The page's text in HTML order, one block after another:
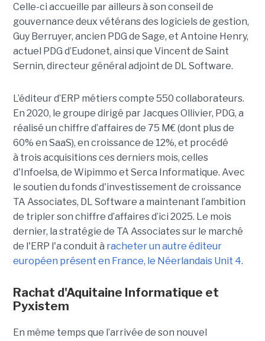
Celle-ci accueille par ailleurs à son conseil de
gouvernance deux vétérans des logiciels de gestion,
Guy Berruyer, ancien PDG de Sage, et Antoine Henry,
actuel PDG d’Eudonet, ainsi que Vincent de Saint
Sernin, directeur général adjoint de DL Software.
L’éditeur d’ERP métiers compte 550 collaborateurs.
En 2020, le groupe dirigé par Jacques Ollivier, PDG, a
réalisé un chiffre d’affaires de 75 M€ (dont plus de
60% en SaaS), en croissance de 12%, et procédé
à trois acquisitions ces derniers mois, celles
d'Infoelsa, de Wipimmo et Serca Informatique. Avec
le soutien du fonds d'investissement de croissance
TA Associates, DL Software a maintenant l’ambition
de tripler son chiffre d’affaires d’ici 2025. Le mois
dernier, la stratégie de TA Associates sur le marché
de l'ERP l'a conduit à racheter un autre éditeur
européen présent en France, le Néerlandais Unit 4.
Rachat d'Aquitaine Informatique et
Pyxistem
En même temps que l’arrivée de son nouvel